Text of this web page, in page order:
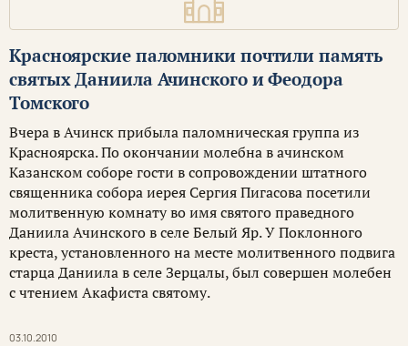
Красноярские паломники почтили память
святых Даниила Ачинского и Феодора
Томского
Вчера в Ачинск прибыла паломническая группа из
Красноярска. По окончании молебна в ачинском
Казанском соборе гости в сопровождении штатного
священника собора иерея Сергия Пигасова посетили
молитвенную комнату во имя святого праведного
Даниила Ачинского в селе Белый Яр. У Поклонного
креста, установленного на месте молитвенного подвига
старца Даниила в селе Зерцалы, был совершен молебен
с чтением Акафиста святому.
03.10.2010